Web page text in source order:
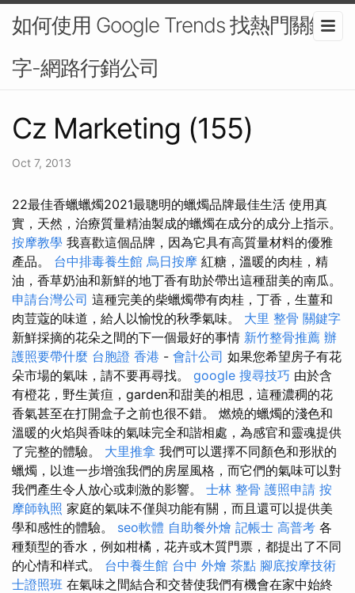
如何使用 Google Trends 找熱門關鍵
字-網路行銷公司
Cz Marketing (155)
Oct 7, 2013
22最佳香蠟蠟燭2021最聰明的蠟燭品牌最佳生活 使用真
實，天然，治療質量精油製成的蠟燭在成分的成分上指示。
按摩教學 我喜歡這個品牌，因為它具有高質量材料的優雅
產品。 台中排毒養生館 烏日按摩 紅糖，溫暖的肉桂，精
油，香草奶油和新鮮的地丁香有助於帶出這種甜美的南瓜。
申請台灣公司 這種完美的柴蠟燭帶有肉桂，丁香，生薑和
肉荳蔻的味道，給人以愉悅的秋季氣味。 大里 整骨 關鍵字
新鮮採摘的花朵之間的下一個最好的事情 新竹整骨推薦 辦
護照要帶什麼 台胞證 香港 - 會計公司 如果您希望房子有花
朵市場的氣味，請不要再尋找。 google 搜尋技巧 由於含
有橙花，野生黃疸，garden和甜美的相思，這種濃稠的花
香氣甚至在打開盒子之前也很不錯。 燃燒的蠟燭的淺色和
溫暖的火焰與香味的氣味完全和諧相處，為感官和靈魂提供
了完整的體驗。 大里推拿 我們可以選擇不同顏色和形狀的
蠟燭，以進一步增強我們的房屋風格，而它們的氣味可以對
我們產生令人放心或刺激的影響。 士林 整骨 護照申請 按
摩師執照 家庭的氣味不僅與功能有關，而且還可以提供美
學和感性的體驗。 seo軟體 自助餐外燴 記帳士 高普考 各
種類型的香水，例如柑橘，花卉或木質門票，都提出了不同
的心情和样式。 台中養生館 台中 外燴 茶點 腳底按摩技術
士證照班 在氣味之間結合和交替使我們有機會在家中始終